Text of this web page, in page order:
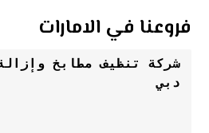
فروعنا في الامارات
دبي